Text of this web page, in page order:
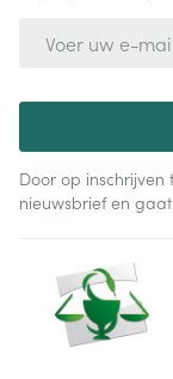
Door op inschrijven
nieuwsbrief en